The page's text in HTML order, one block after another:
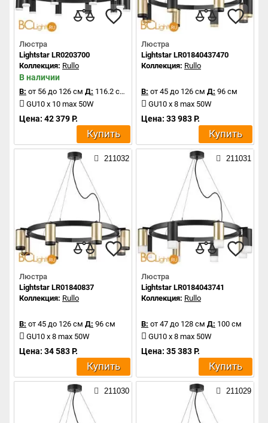
Люстра
Lightstar LR0203700
Коллекция: Rullo
В наличии
В: от 56 до 126 см Д: 116.2 см
GU10 x 10 max 50W
Цена: 42 379 Р.
Купить
Люстра
Lightstar LR01840437470
Коллекция: Rullo
В: от 45 до 126 см Д: 96 см
GU10 x 8 max 50W
Цена: 33 983 Р.
Купить
211032
Люстра
Lightstar LR01840837
Коллекция: Rullo
В: от 45 до 126 см Д: 96 см
GU10 x 8 max 50W
Цена: 34 583 Р.
Купить
211031
Люстра
Lightstar LR0184043741
Коллекция: Rullo
В: от 47 до 128 см Д: 100 см
GU10 x 8 max 50W
Цена: 35 383 Р.
Купить
211030 211029